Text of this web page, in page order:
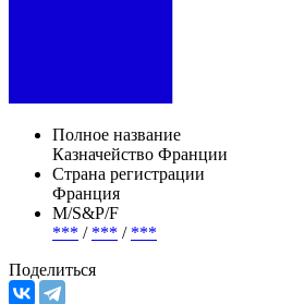
Полное название
Казначейство Франции
Страна регистрации
Франция
М/S&P/F
*** / *** / ***
Поделиться